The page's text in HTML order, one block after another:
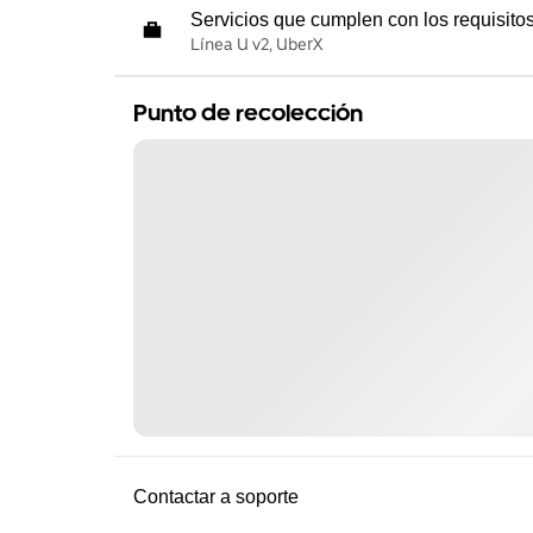
Servicios que cumplen con los
Línea U v2, UberX
Punto de recolección
Contactar a soporte